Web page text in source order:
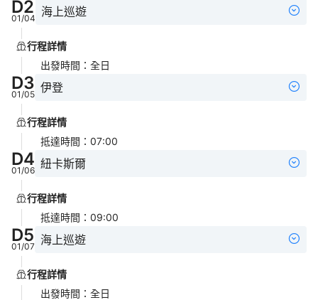
D2
01/04 海上巡遊
行程詳情
出發時間 ： 全日
D3
01/05 伊登
行程詳情
抵達時間 ： 07:00
D4
01/06 紐卡斯爾
行程詳情
抵達時間 ： 09:00
D5
01/07 海上巡遊
行程詳情
出發時間 ： 全日